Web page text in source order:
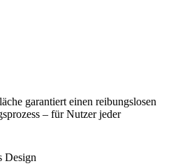
garantiert einen reibungslosen
– für Nutzer jeder
Design